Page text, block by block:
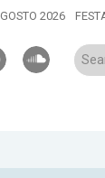
2026